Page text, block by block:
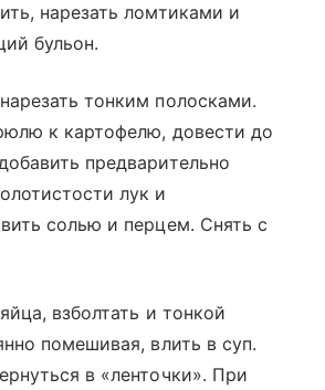
нарезать ломтиками и
бульон.
тонким полосками.
к картофелю, довести до
предварительно
лук и
солью и перцем. Снять с
взболтать и тонкой
помешивая, влить в суп.
в «ленточки». При